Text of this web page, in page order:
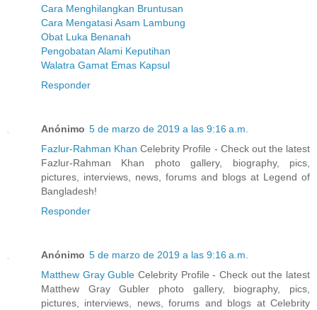
Cara Menghilangkan Bruntusan
Cara Mengatasi Asam Lambung
Obat Luka Benanah
Pengobatan Alami Keputihan
Walatra Gamat Emas Kapsul
Responder
Anónimo 5 de marzo de 2019 a las 9:16 a.m.
Fazlur-Rahman Khan Celebrity Profile - Check out the latest
Fazlur-Rahman Khan photo gallery, biography, pics,
pictures, interviews, news, forums and blogs at Legend of
Bangladesh!
Responder
Anónimo 5 de marzo de 2019 a las 9:16 a.m.
Matthew Gray Guble Celebrity Profile - Check out the latest
Matthew Gray Gubler photo gallery, biography, pics,
pictures, interviews, news, forums and blogs at Celebrity